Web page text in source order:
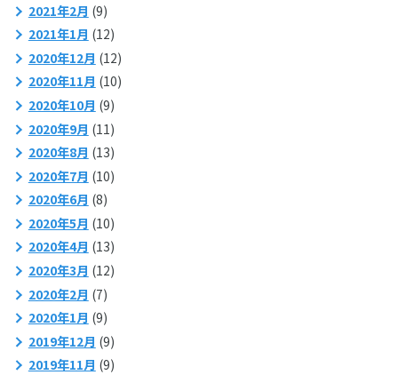
2021年2月 (9)
2021年1月 (12)
2020年12月 (12)
2020年11月 (10)
2020年10月 (9)
2020年9月 (11)
2020年8月 (13)
2020年7月 (10)
2020年6月 (8)
2020年5月 (10)
2020年4月 (13)
2020年3月 (12)
2020年2月 (7)
2020年1月 (9)
2019年12月 (9)
2019年11月 (9)